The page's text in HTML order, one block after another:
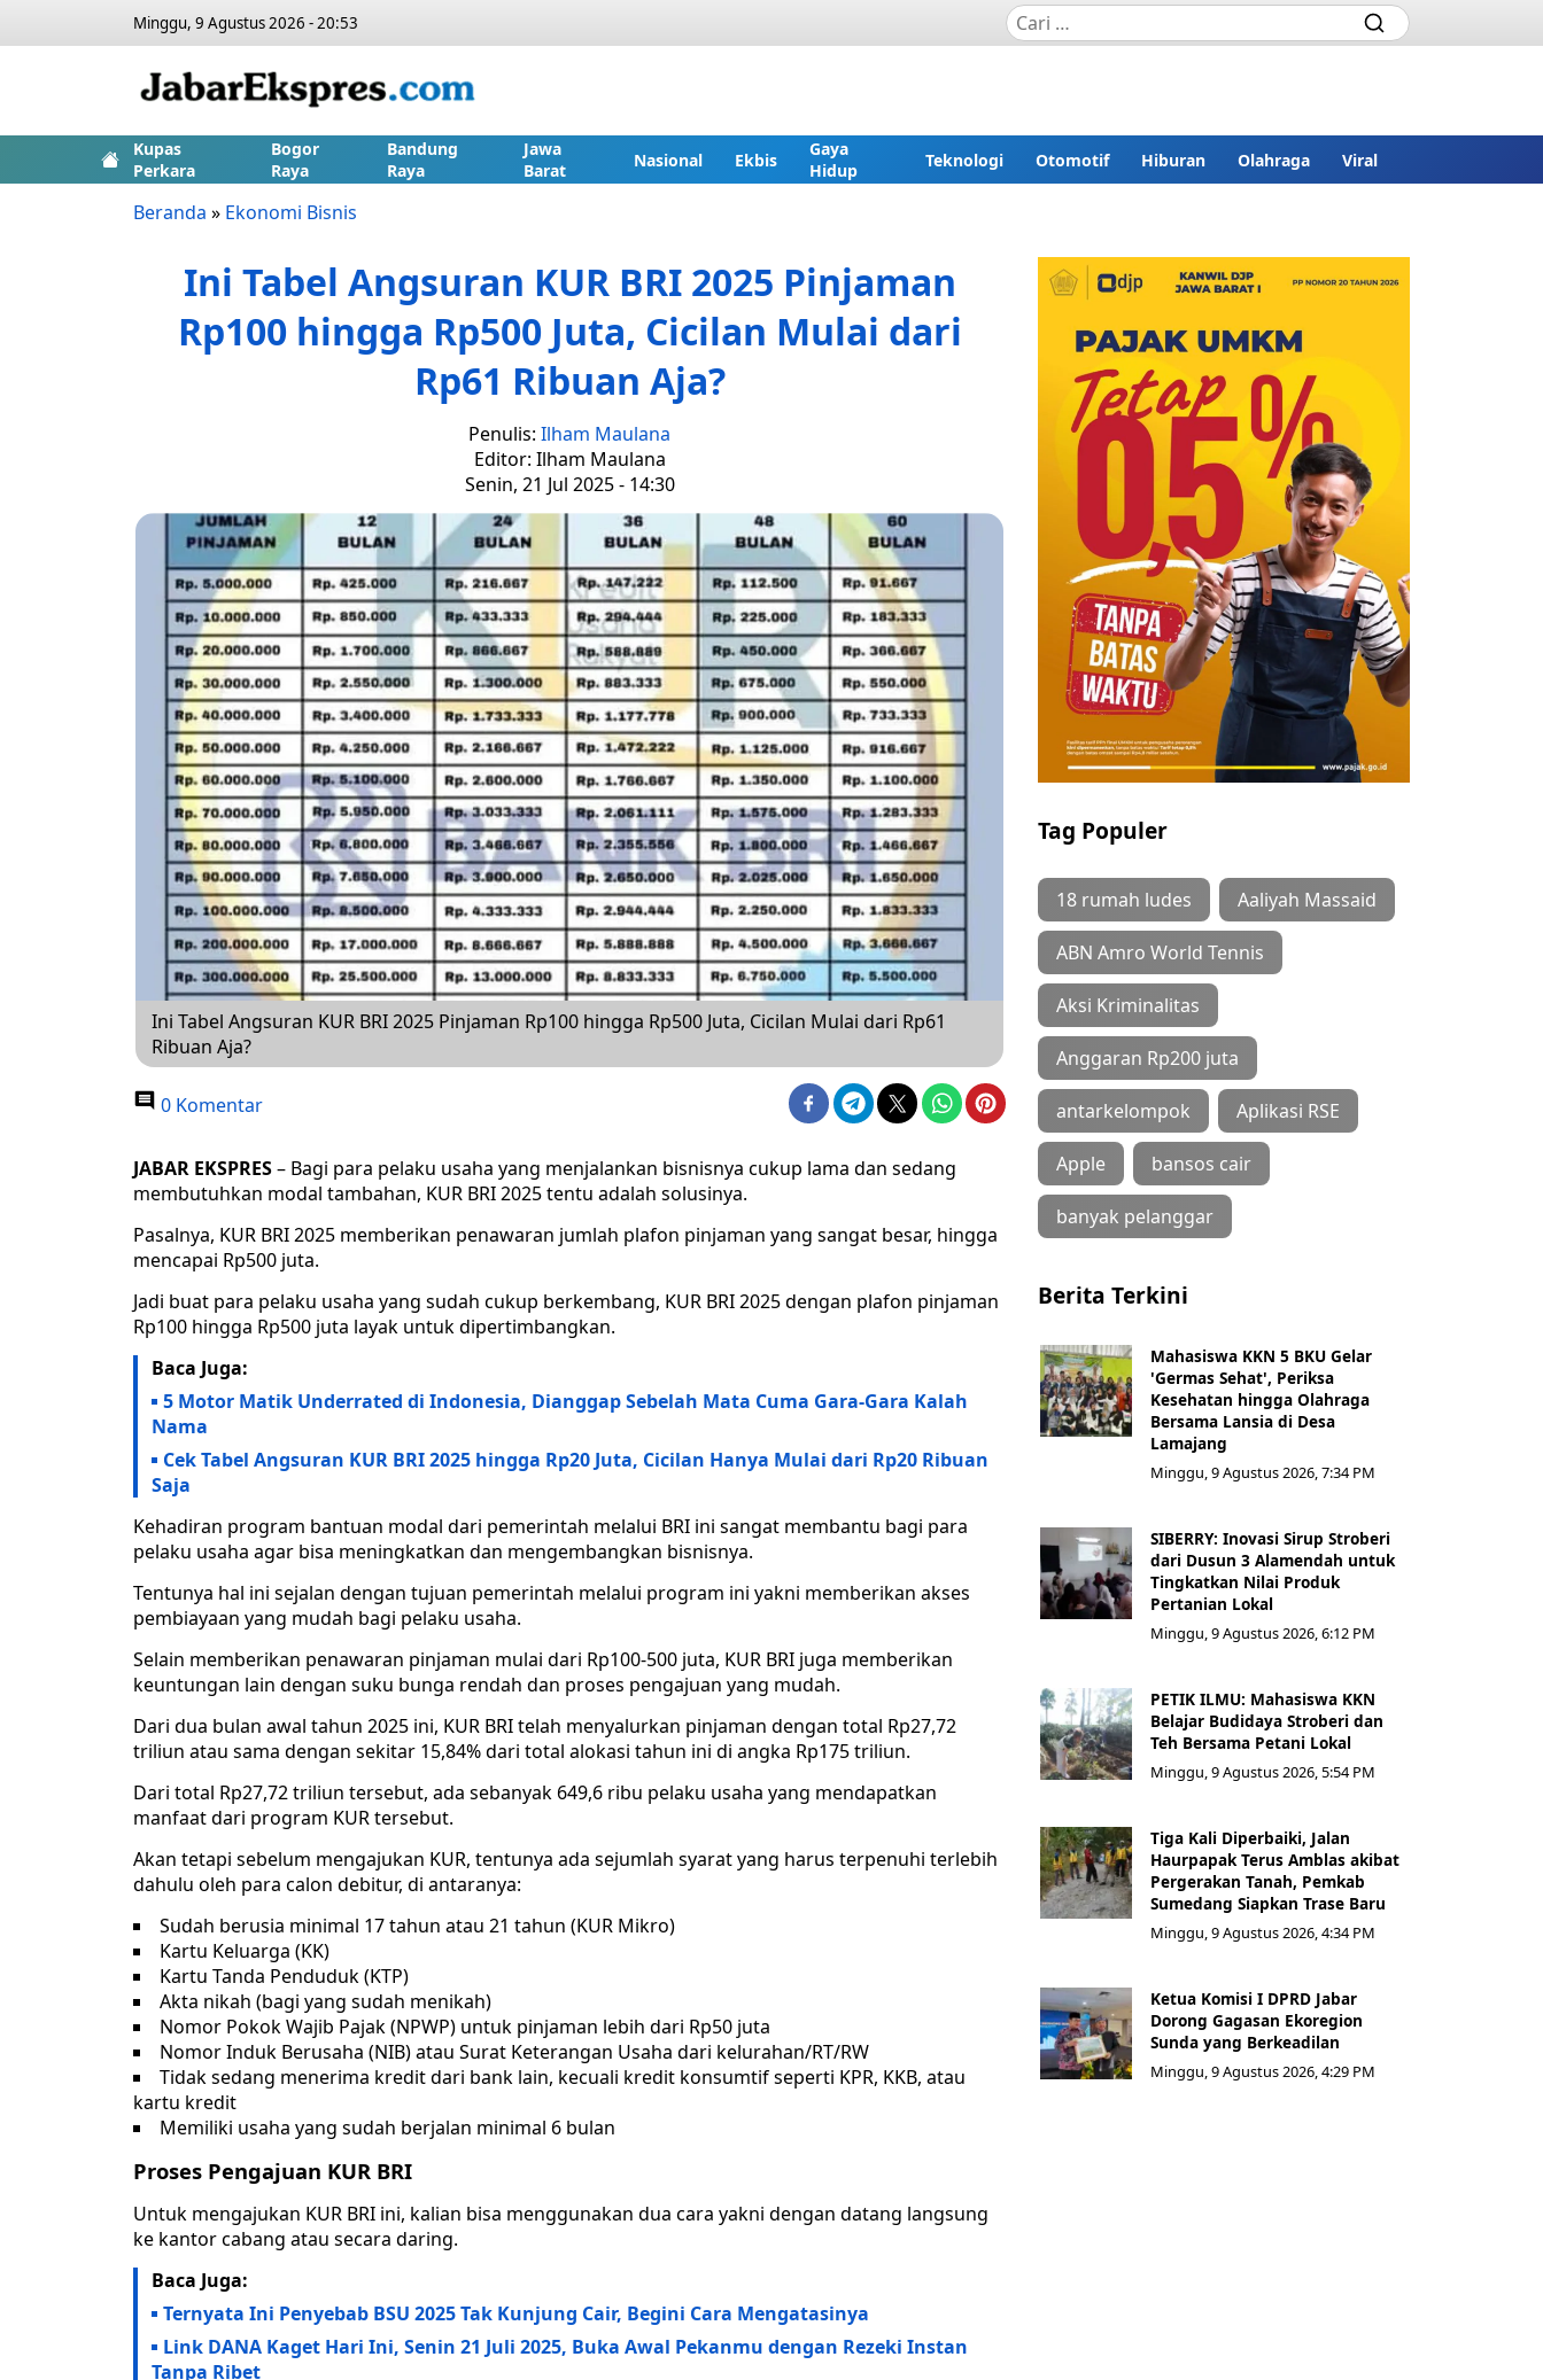
Minggu, 9 Agustus 2026 - 20:53
Kupas
Perkara
Bogor
Raya
Bandung
Raya
Jawa
Barat
Nasional Ekbis
Gaya
Hidup
Teknologi Otomotif Hiburan Olahraga Viral
Beranda » Ekonomi Bisnis
Ini Tabel Angsuran KUR BRI 2025 Pinjaman
Rp100 hingga Rp500 Juta, Cicilan Mulai dari
Rp61 Ribuan Aja?
Penulis: Ilham Maulana
Editor: Ilham Maulana
Senin, 21 Jul 2025 - 14:30
Ini Tabel Angsuran KUR BRI 2025 Pinjaman Rp100 hingga Rp500 Juta, Cicilan Mulai dari Rp61
Ribuan Aja?
0 Komentar
JABAR EKSPRES– Bagi para pelaku usaha yang menjalankan bisnisnya cukup lama dan sedang
membutuhkan modal tambahan, KUR BRI 2025 tentu adalah solusinya.
Pasalnya, KUR BRI 2025 memberikan penawaran jumlah plafon pinjaman yang sangat besar, hingga
mencapai Rp500 juta.
Jadi buat para pelaku usaha yang sudah cukup berkembang, KUR BRI 2025 dengan plafon pinjaman
Rp100 hingga Rp500 juta layak untuk dipertimbangkan.
Baca Juga:
5 Motor Matik Underrated di Indonesia, Dianggap Sebelah Mata Cuma Gara-Gara Kalah
Nama
Cek Tabel Angsuran KUR BRI 2025 hingga Rp20 Juta, Cicilan Hanya Mulai dari Rp20 Ribuan
Saja
Kehadiran program bantuan modal dari pemerintah melalui BRI ini sangat membantu bagi para
pelaku usaha agar bisa meningkatkan dan mengembangkan bisnisnya.
Tentunya hal ini sejalan dengan tujuan pemerintah melalui program ini yakni memberikan akses
pembiayaan yang mudah bagi pelaku usaha.
Selain memberikan penawaran pinjaman mulai dari Rp100-500 juta, KUR BRI juga memberikan
keuntungan lain dengan suku bunga rendah dan proses pengajuan yang mudah.
Dari dua bulan awal tahun 2025 ini, KUR BRI telah menyalurkan pinjaman dengan total Rp27,72
triliun atau sama dengan sekitar 15,84% dari total alokasi tahun ini di angka Rp175 triliun.
Dari total Rp27,72 triliun tersebut, ada sebanyak 649,6 ribu pelaku usaha yang mendapatkan
manfaat dari program KUR tersebut.
Akan tetapi sebelum mengajukan KUR, tentunya ada sejumlah syarat yang harus terpenuhi terlebih
dahulu oleh para calon debitur, di antaranya:
Sudah berusia minimal 17 tahun atau 21 tahun (KUR Mikro)
Kartu Keluarga (KK)
Kartu Tanda Penduduk (KTP)
Akta nikah (bagi yang sudah menikah)
Nomor Pokok Wajib Pajak (NPWP) untuk pinjaman lebih dari Rp50 juta
Nomor Induk Berusaha (NIB) atau Surat Keterangan Usaha dari kelurahan/RT/RW
Tidak sedang menerima kredit dari bank lain, kecuali kredit konsumtif seperti KPR, KKB, atau
kartu kredit
Memiliki usaha yang sudah berjalan minimal 6 bulan
Proses Pengajuan KUR BRI
Untuk mengajukan KUR BRI ini, kalian bisa menggunakan dua cara yakni dengan datang langsung
ke kantor cabang atau secara daring.
Baca Juga:
Ternyata Ini Penyebab BSU 2025 Tak Kunjung Cair, Begini Cara Mengatasinya
Link DANA Kaget Hari Ini, Senin 21 Juli 2025, Buka Awal Pekanmu dengan Rezeki Instan
Tanpa Ribet
Tag Populer
18 rumah ludes Aaliyah Massaid
ABN Amro World Tennis
Aksi Kriminalitas
Anggaran Rp200 juta
antarkelompok Aplikasi RSE
Apple bansos cair
banyak pelanggar
Berita Terkini
Mahasiswa KKN 5 BKU Gelar
'Germas Sehat', Periksa
Kesehatan hingga Olahraga
Bersama Lansia di Desa
Lamajang
Minggu, 9 Agustus 2026, 7:34 PM
SIBERRY: Inovasi Sirup Stroberi
dari Dusun 3 Alamendah untuk
Tingkatkan Nilai Produk
Pertanian Lokal
Minggu, 9 Agustus 2026, 6:12 PM
PETIK ILMU: Mahasiswa KKN
Belajar Budidaya Stroberi dan
Teh Bersama Petani Lokal
Minggu, 9 Agustus 2026, 5:54 PM
Tiga Kali Diperbaiki, Jalan
Haurpapak Terus Amblas akibat
Pergerakan Tanah, Pemkab
Sumedang Siapkan Trase Baru
Minggu, 9 Agustus 2026, 4:34 PM
Ketua Komisi I DPRD Jabar
Dorong Gagasan Ekoregion
Sunda yang Berkeadilan
Minggu, 9 Agustus 2026, 4:29 PM